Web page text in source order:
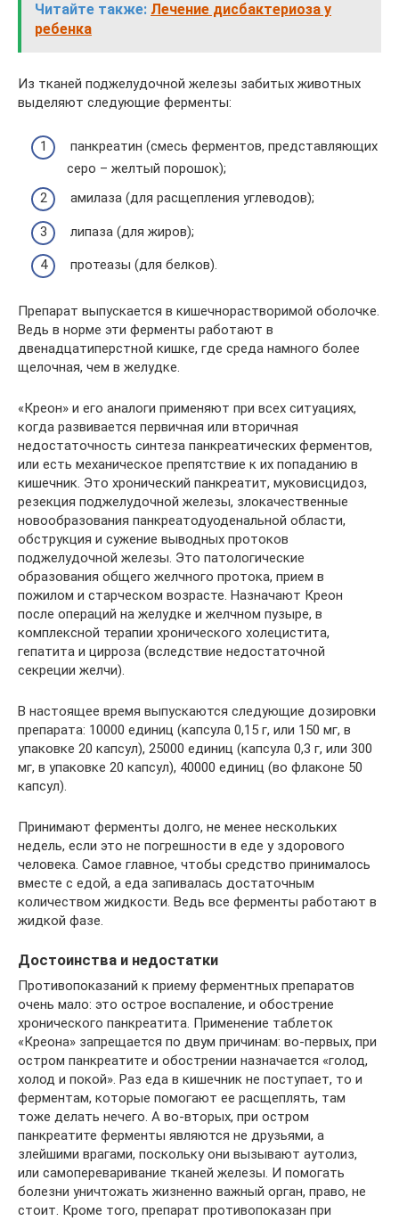
Читайте также: Лечение дисбактериоза у
ребенка
Из тканей поджелудочной железы забитых животных
выделяют следующие ферменты:
панкреатин (смесь ферментов, представляющих
серо – желтый порошок);
амилаза (для расщепления углеводов);
липаза (для жиров);
протеазы (для белков).
Препарат выпускается в кишечнорастворимой оболочке.
Ведь в норме эти ферменты работают в
двенадцатиперстной кишке, где среда намного более
щелочная, чем в желудке.
«Креон» и его аналоги применяют при всех ситуациях,
когда развивается первичная или вторичная
недостаточность синтеза панкреатических ферментов,
или есть механическое препятствие к их попаданию в
кишечник. Это хронический панкреатит, муковисцидоз,
резекция поджелудочной железы, злокачественные
новообразования панкреатодуоденальной области,
обструкция и сужение выводных протоков
поджелудочной железы. Это патологические
образования общего желчного протока, прием в
пожилом и старческом возрасте. Назначают Креон
после операций на желудке и желчном пузыре, в
комплексной терапии хронического холецистита,
гепатита и цирроза (вследствие недостаточной
секреции желчи).
В настоящее время выпускаются следующие дозировки
препарата: 10000 единиц (капсула 0,15 г, или 150 мг, в
упаковке 20 капсул), 25000 единиц (капсула 0,3 г, или 300
мг, в упаковке 20 капсул), 40000 единиц (во флаконе 50
капсул).
Принимают ферменты долго, не менее нескольких
недель, если это не погрешности в еде у здорового
человека. Самое главное, чтобы средство принималось
вместе с едой, а еда запивалась достаточным
количеством жидкости. Ведь все ферменты работают в
жидкой фазе.
Достоинства и недостатки
Противопоказаний к приему ферментных препаратов
очень мало: это острое воспаление, и обострение
хронического панкреатита. Применение таблеток
«Креона» запрещается по двум причинам: во-первых, при
остром панкреатите и обострении назначается «голод,
холод и покой». Раз еда в кишечник не поступает, то и
ферментам, которые помогают ее расщеплять, там
тоже делать нечего. А во-вторых, при остром
панкреатите ферменты являются не друзьями, а
злейшими врагами, поскольку они вызывают аутолиз,
или самопереваривание тканей железы. И помогать
болезни уничтожать жизненно важный орган, право, не
стоит. Кроме того, препарат противопоказан при